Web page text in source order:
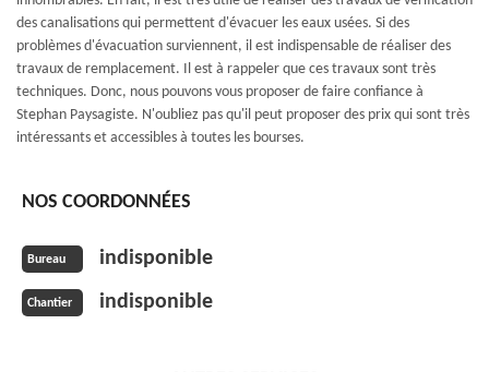
des canalisations qui permettent d'évacuer les eaux usées. Si des
problèmes d'évacuation surviennent, il est indispensable de réaliser des
travaux de remplacement. Il est à rappeler que ces travaux sont très
techniques. Donc, nous pouvons vous proposer de faire confiance à
Stephan Paysagiste. N'oubliez pas qu'il peut proposer des prix qui sont très
intéressants et accessibles à toutes les bourses.
NOS COORDONNÉES
Bureau indisponible
Chantier indisponible